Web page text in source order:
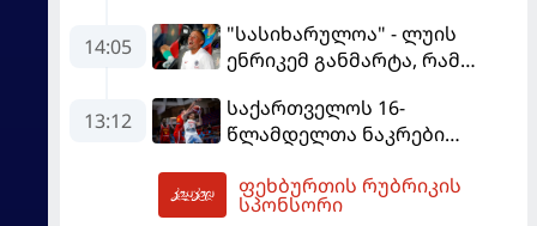
ინფორმაციაზე განმარტება
გააკეთა
14:05
"სასიხარულოა" - ლუის
ენრიკემ განმარტა, რამ
იუნაიტედთან" ნამატჩევს
13:12
საქართველოს 16-
წლამდელთა ნაკრები
დამარცხდა
ფეხბურთის რუბრიკის
სპონსორი